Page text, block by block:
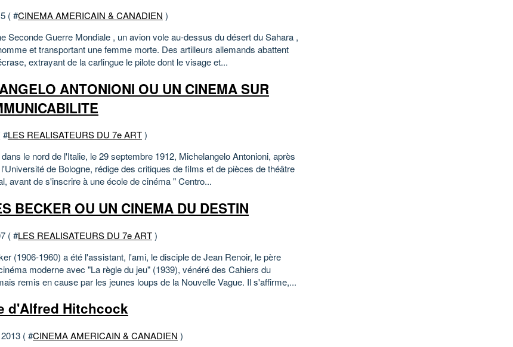
( #CINEMA AMERICAIN & CANADIEN )
Seconde Guerre Mondiale , un avion vole au-dessus du désert du Sahara ,
et transportant une femme morte. Des artilleurs allemands abattent
extrayant de la carlingue le pilote dont le visage et...
ANTONIONI OU UN CINEMA SUR
#LES REALISATEURS DU 7e ART)
le nord de l'Italie, le 29 septembre 1912, Michelangelo Antonioni, après
de Bologne, rédige des critiques de films et de pièces de théâtre
avant de s'inscrire à une école de cinéma " Centro...
BECKER OU UN CINEMA DU DESTIN
( #LES REALISATEURS DU 7e ART)
(1906-1960) a été l'assistant, l'ami, le disciple de Jean Renoir, le père
moderne avec "La règle du jeu" (1939), vénéré des Cahiers du
remis en cause par les jeunes loups de la Nouvelle Vague. Il s'affirme,...
d'Alfred Hitchcock
( #CINEMA AMERICAIN & CANADIEN )